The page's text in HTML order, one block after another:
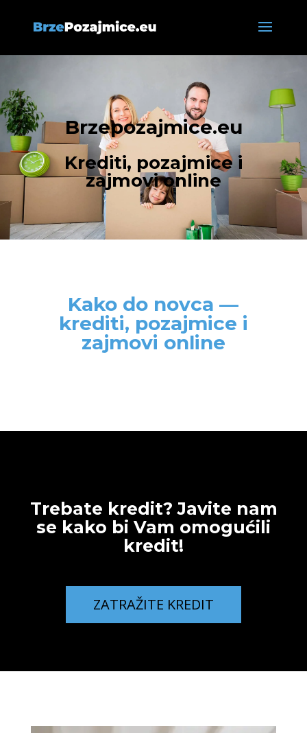
Brzepozajmice.eu
Krediti, pozajmice i
zajmovi online
Kako do novca —
krediti, pozajmice i
zajmovi online
Trebate kredit? Javite nam
se kako bi Vam omogućili
kredit!
ZATRAŽITE KREDIT